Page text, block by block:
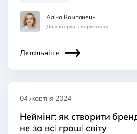
Аліна Компанець
Директорка з маркетингу
Детальніше
04 жовтня 2024
Неймінг: як створити
не за всі гроші світу